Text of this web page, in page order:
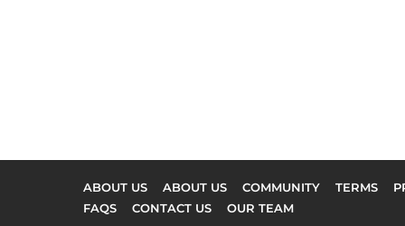
ABOUT US ABOUT US COMMUNITY TERMS
FAQS
CONTACT US OUR TEAM